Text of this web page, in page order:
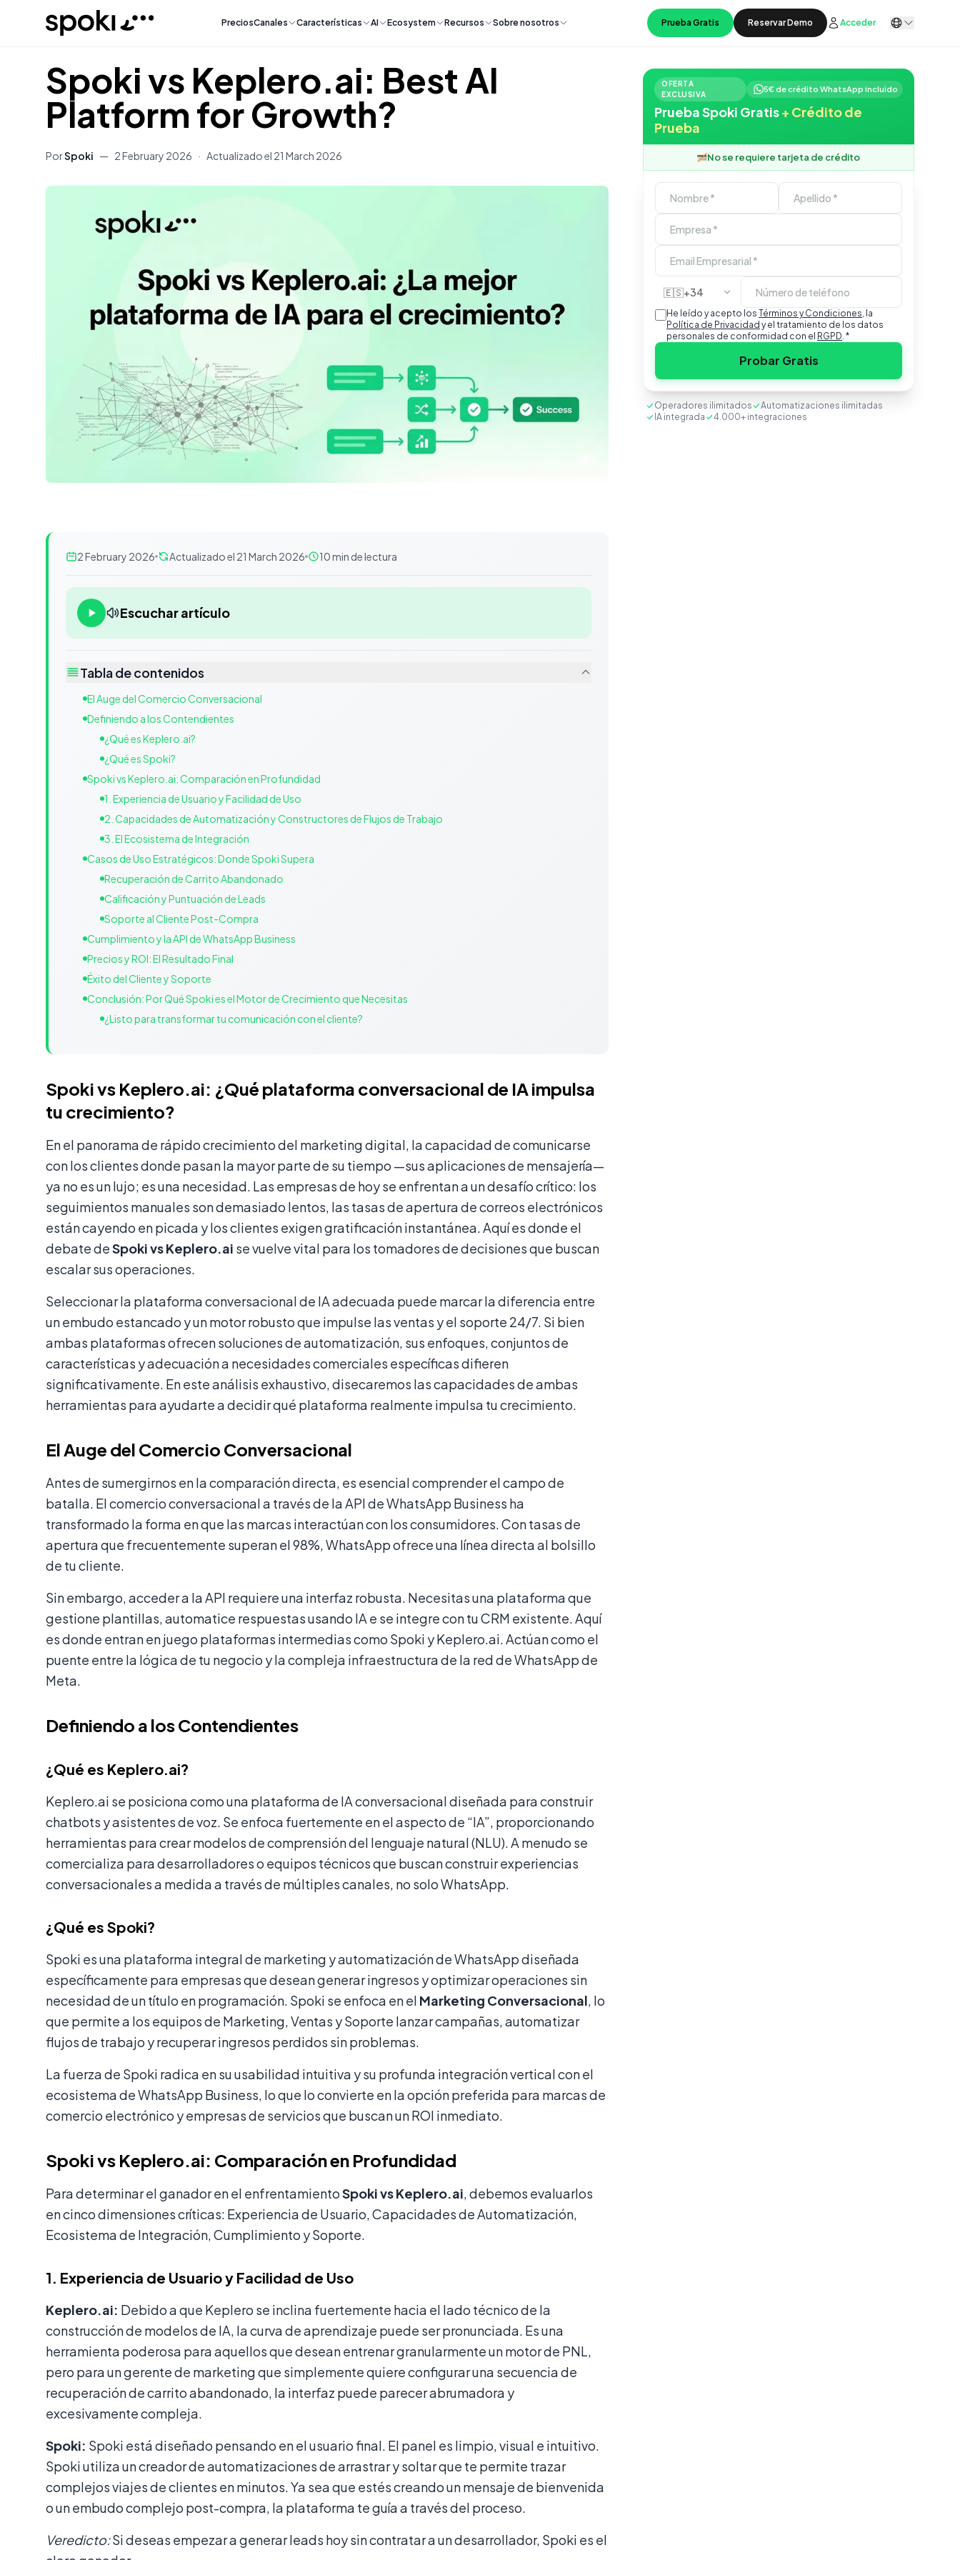
Spoki PreciosCanales Características AI Ecosystem Recursos Sobre nosotros Prueba Gratis Reservar Demo Acceder
Spoki vs Keplero.ai: Best AI
Platform for Growth?
PorSpoki — 2 February 2026 · Actualizado el 21 March 2026
Contenido
2 February 2026 Actualizado el 21 March 2026 10 min de lectura
Escuchar artículo
Tabla de contenidos
El Auge del Comercio Conversacional
Definiendo a los Contendientes
¿Qué es Keplero.ai?
¿Qué es Spoki?
Spoki vs Keplero.ai: Comparación en Profundidad
1. Experiencia de Usuario y Facilidad de Uso
2. Capacidades de Automatización y Constructores de Flujos de Trabajo
3. El Ecosistema de Integración
Casos de Uso Estratégicos: Donde Spoki Supera
Recuperación de Carrito Abandonado
Calificación y Puntuación de Leads
Soporte al Cliente Post-Compra
Cumplimiento y la API de WhatsApp Business
Precios y ROI: El Resultado Final
Éxito del Cliente y Soporte
Conclusión: Por Qué Spoki es el Motor de Crecimiento que Necesitas
¿Listo para transformar tu comunicación con el cliente?
Spoki vs Keplero.ai: ¿Qué plataforma conversacional de IA impulsa
tu crecimiento?
En el panorama de rápido crecimiento del marketing digital, la capacidad de comunicarse
con los clientes donde pasan la mayor parte de su tiempo —sus aplicaciones de mensajería—
ya no es un lujo; es una necesidad. Las empresas de hoy se enfrentan a un desafío crítico: los
seguimientos manuales son demasiado lentos, las tasas de apertura de correos electrónicos
están cayendo en picada y los clientes exigen gratificación instantánea. Aquí es donde el
debate deSpoki vs Keplero.ai se vuelve vital para los tomadores de decisiones que buscan
escalar sus operaciones.
Seleccionar la plataforma conversacional de IA adecuada puede marcar la diferencia entre
un embudo estancado y un motor robusto que impulse las ventas y el soporte 24/7. Si bien
ambas plataformas ofrecen soluciones de automatización, sus enfoques, conjuntos de
características y adecuación a necesidades comerciales específicas difieren
significativamente. En este análisis exhaustivo, disecaremos las capacidades de ambas
herramientas para ayudarte a decidir qué plataforma realmente impulsa tu crecimiento.
El Auge del Comercio Conversacional
Antes de sumergirnos en la comparación directa, es esencial comprender el campo de
batalla. El comercio conversacional a través de la API de WhatsApp Business ha
transformado la forma en que las marcas interactúan con los consumidores. Con tasas de
apertura que frecuentemente superan el 98%, WhatsApp ofrece una línea directa al bolsillo
de tu cliente.
Sin embargo, acceder a la API requiere una interfaz robusta. Necesitas una plataforma que
gestione plantillas, automatice respuestas usando IA e se integre con tu CRM existente. Aquí
es donde entran en juego plataformas intermedias como Spoki y Keplero.ai. Actúan como el
puente entre la lógica de tu negocio y la compleja infraestructura de la red de WhatsApp de
Meta.
Definiendo a los Contendientes
¿Qué es Keplero.ai?
Keplero.ai se posiciona como una plataforma de IA conversacional diseñada para construir
chatbots y asistentes de voz. Se enfoca fuertemente en el aspecto de “IA”, proporcionando
herramientas para crear modelos de comprensión del lenguaje natural (NLU). A menudo se
comercializa para desarrolladores o equipos técnicos que buscan construir experiencias
conversacionales a medida a través de múltiples canales, no solo WhatsApp.
¿Qué es Spoki?
Spoki es una plataforma integral de marketing y automatización de WhatsApp diseñada
específicamente para empresas que desean generar ingresos y optimizar operaciones sin
necesidad de un título en programación. Spoki se enfoca en el Marketing Conversacional, lo
que permite a los equipos de Marketing, Ventas y Soporte lanzar campañas, automatizar
flujos de trabajo y recuperar ingresos perdidos sin problemas.
La fuerza de Spoki radica en su usabilidad intuitiva y su profunda integración vertical con el
ecosistema de WhatsApp Business, lo que lo convierte en la opción preferida para marcas de
comercio electrónico y empresas de servicios que buscan un ROI inmediato.
Spoki vs Keplero.ai: Comparación en Profundidad
Para determinar el ganador en el enfrentamientoSpoki vs Keplero.ai, debemos evaluarlos
en cinco dimensiones críticas: Experiencia de Usuario, Capacidades de Automatización,
Ecosistema de Integración, Cumplimiento y Soporte.
1. Experiencia de Usuario y Facilidad de Uso
Keplero.ai: Debido a que Keplero se inclina fuertemente hacia el lado técnico de la
construcción de modelos de IA, la curva de aprendizaje puede ser pronunciada. Es una
herramienta poderosa para aquellos que desean entrenar granularmente un motor de PNL,
pero para un gerente de marketing que simplemente quiere configurar una secuencia de
recuperación de carrito abandonado, la interfaz puede parecer abrumadora y
excesivamente compleja.
Spoki: Spoki está diseñado pensando en el usuario final. El panel es limpio, visual e intuitivo.
Spoki utiliza un creador de automatizaciones de arrastrar y soltar que te permite trazar
complejos viajes de clientes en minutos. Ya sea que estés creando un mensaje de bienvenida
o un embudo complejo post-compra, la plataforma te guía a través del proceso.
Veredicto:Si deseas empezar a generar leads hoy sin contratar a un desarrollador, Spoki es el
OFERTA
EXCLUSIVA
5€ de crédito WhatsApp incluido
Prueba Spoki Gratis+ Crédito de
Prueba
No se requiere tarjeta de crédito
🇪🇸+34
He leído y acepto los Términos y Condiciones, la
Política de Privacidad y el tratamiento de los datos
personales de conformidad con el RGPD. *
Probar Gratis
Operadores ilimitados
Automatizaciones ilimitadas
IA integrada
4.000+ integraciones